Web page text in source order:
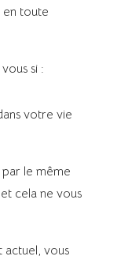
en toute
si :
votre vie
le même
cela ne vous
actuel, vous